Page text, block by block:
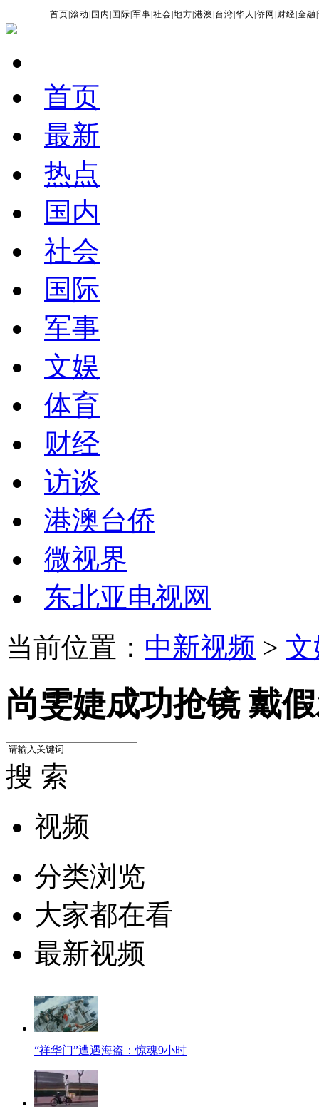
首页 |滚动 国内 国际 |军事 |社会 |地方 |港澳 台湾 |华人 |侨网 财经 |金融 |
首页
最新
热点
国内
社会
国际
军事
文娱
体育
财经
访谈
港澳台侨
微视界
东北亚电视网
当前位置： 中新视频 >
尚雯婕成功抢镜 戴
搜 索
视频
分类浏览
大家都在看
最新视频
“祥华门”遭遇海盗：惊魂9小时